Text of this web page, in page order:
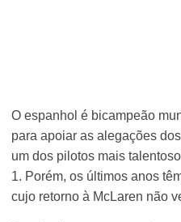
O espanhol é bicampeão
para apoiar as alegações
um dos pilotos mais
1. Porém, os últimos anos
cujo retorno à McLaren não